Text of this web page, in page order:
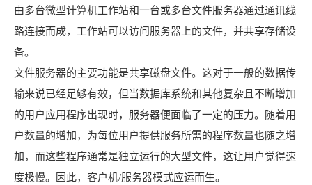
由多台微型计算机工作站和一台或多台文件服务器通过通讯线
路连接而成，工作站可以访问服务器上的文件，并共享存储设
备。
文件服务器的主要功能是共享磁盘文件。这对于一般的数据传
输来说已经足够有效，但当数据库系统和其他复杂且不断增加
的用户应用程序出现时，服务器便面临了一定的压力。随着用
户数量的增加，为每位用户提供服务所需的程序数量也随之增
加，而这些程序通常是独立运行的大型文件，这让用户觉得速
度极慢。因此，客户机/服务器模式应运而生。